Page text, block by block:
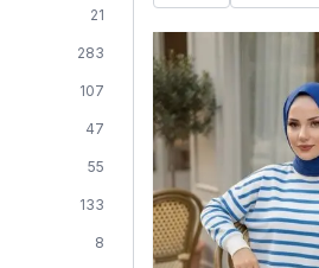
21
283
107
47
55
133
8